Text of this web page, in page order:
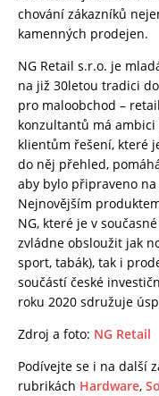
chování zákazníků
kamenných prodejen.
NG Retail s.r.o. je
na již 30letou tradici
pro maloobchod –
konzultantů má
klientům řešení, které
do něj přehled,
aby bylo připraveno
Nejnovějším
NG, které je v
zvládne obsloužit jak
sport, tabák), tak i
součástí české
roku 2020 sdružuje
Zdroj a foto: NG Retail
Podívejte se i na další
rubrikách Hardware,